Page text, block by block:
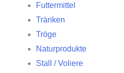
Futtermittel
Tränken
Tröge
Naturprodukte
Stall / Voliere